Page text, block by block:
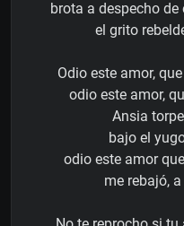
brota a despecho de
el grito
Odio este amor,
odio este amor,
Ansia
bajo el
odio este amor
me rebajó,